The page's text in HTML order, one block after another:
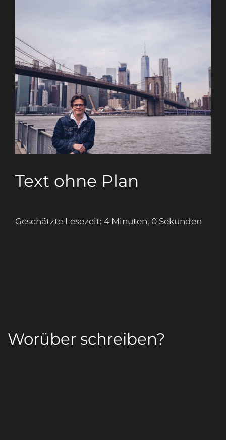
Text ohne Plan
Geschätzte Lesezeit: 4 Minuten, 0 Sekunden
Worüber schreiben?